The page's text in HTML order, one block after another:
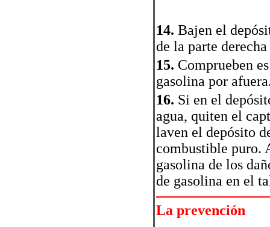
14. Bajen el
de la parte
15. Comprueben
gasolina por
16. Si en el
agua, quiten el
laven el depósito
combustible puro.
gasolina de los
de gasolina en el
La prevención